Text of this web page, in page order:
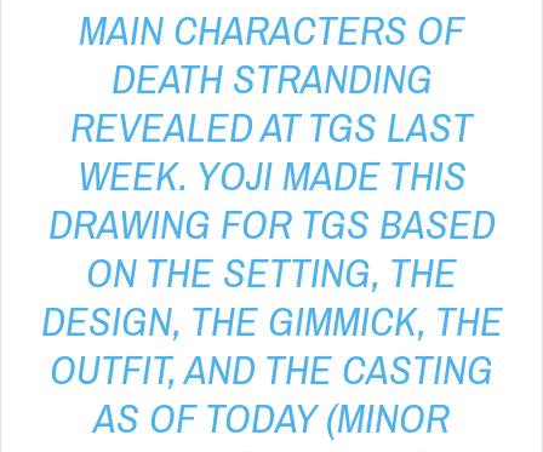
MAIN CHARACTERS OF
DEATH STRANDING
REVEALED AT TGS LAST
WEEK. YOJI MADE THIS
DRAWING FOR TGS BASED
ON THE SETTING, THE
DESIGN, THE GIMMICK, THE
OUTFIT, AND THE CASTING
AS OF TODAY (MINOR